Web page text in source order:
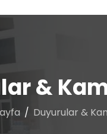
&
Duyurular &